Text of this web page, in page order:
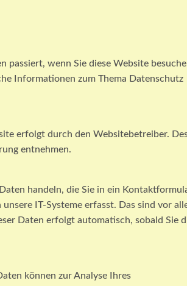
passiert, wenn Sie diese Website
Informationen zum Thema Datenschutz
erfolgt durch den Websitebetreiber.
entnehmen.
handeln, die Sie in ein
IT-Systeme erfasst. Das sind vor
Daten erfolgt automatisch, sobald Sie
können zur Analyse Ihres